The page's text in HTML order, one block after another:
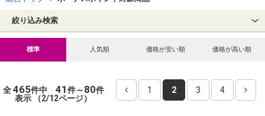
絞り込み検索
標準 人気順 価格が安い順 価格が高い順
全465件中 41件～80件
表示 （2/12ページ）
1 2 3 4